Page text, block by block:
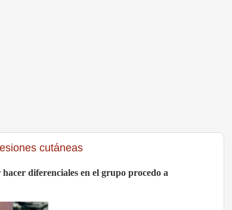
cutáneas
diferenciales en el grupo procedo a